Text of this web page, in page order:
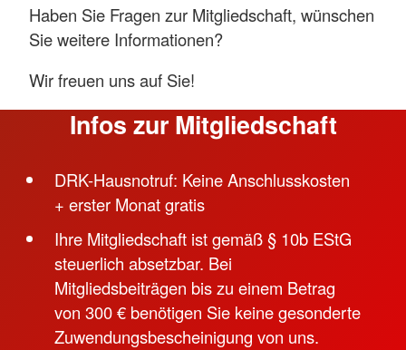
Haben Sie Fragen zur Mitgliedschaft, wünschen
Sie weitere Informationen?
Wir freuen uns auf Sie!
Infos zur Mitgliedschaft
DRK-Hausnotruf: Keine Anschlusskosten
+ erster Monat gratis
Ihre Mitgliedschaft ist gemäß § 10b EStG
steuerlich absetzbar. Bei
Mitgliedsbeiträgen bis zu einem Betrag
von 300 € benötigen Sie keine gesonderte
Zuwendungsbescheinigung von uns.